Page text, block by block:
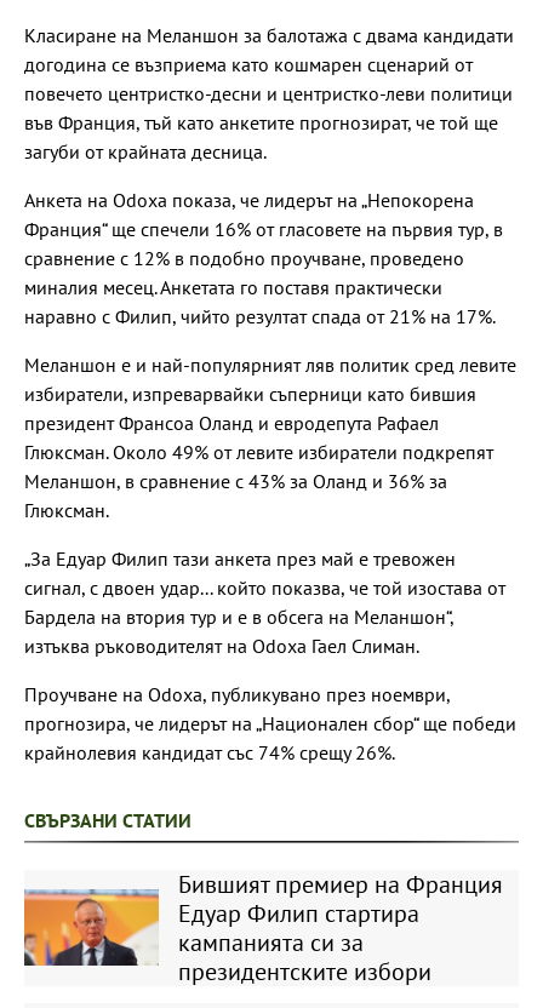
Класиране на Меланшон за балотажа с двама кандидати
догодина се възприема като кошмарен сценарий от
повечето центристко-десни и центристко-леви политици
във Франция, тъй като анкетите прогнозират, че той ще
загуби от крайната десница.
Анкета на Odoxa показа, че лидерът на „Непокорена
Франция“ ще спечели 16% от гласовете на първия тур, в
сравнение с 12% в подобно проучване, проведено
миналия месец. Анкетата го поставя практически
наравно с Филип, чийто резултат спада от 21% на 17%.
Меланшон е и най-популярният ляв политик сред левите
избиратели, изпреварвайки съперници като бившия
президент Франсоа Оланд и евродепута Рафаел
Глюксман. Около 49% от левите избиратели подкрепят
Меланшон, в сравнение с 43% за Оланд и 36% за
Глюксман.
„За Едуар Филип тази анкета през май е тревожен
сигнал, с двоен удар... който показва, че той изостава от
Бардела на втория тур и е в обсега на Меланшон“,
изтъква ръководителят на Odoxa Гаел Слиман.
Проучване на Odoxa, публикувано през ноември,
прогнозира, че лидерът на „Национален сбор“ ще победи
крайнолевия кандидат със 74% срещу 26%.
СВЪРЗАНИ СТАТИИ
Бившият премиер на Франция
Едуар Филип стартира
кампанията си за
президентските избори